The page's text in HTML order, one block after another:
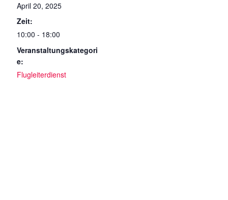
April 20, 2025
Zeit:
10:00 - 18:00
Veranstaltungskategori
e:
Flugleiterdienst